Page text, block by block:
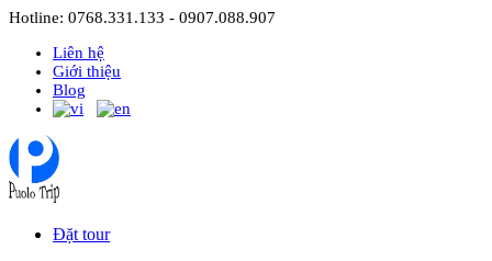
Hotline: 0768.331.133 - 0907.088.907
Liên hệ
Giới thiệu
Blog
Đặt tour